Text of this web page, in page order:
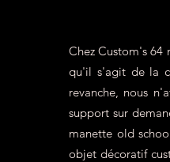
Chez Custom's 64
qu'il s'agit de la
revanche, nous
support sur
manette old
objet décoratif